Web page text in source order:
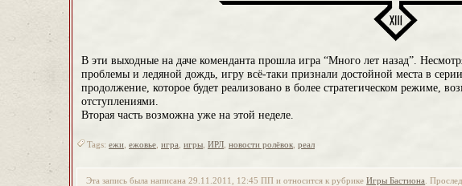
В эти выходные на даче коменданта прошла игра “Много лет назад”.
проблемы и ледяной дождь, игру всё-таки признали достойной места в
продолжение, которое будет реализовано в более стратегическом режиме,
отступлениями.
Вторая часть возможна уже на этой неделе.
Tags: ежи ежовье игра игры ИРЛ новости ролёвок реал
Эта запись была написана 29.11.2011, 12:45 ПП и относится к рубрикеИгры Бастиона .